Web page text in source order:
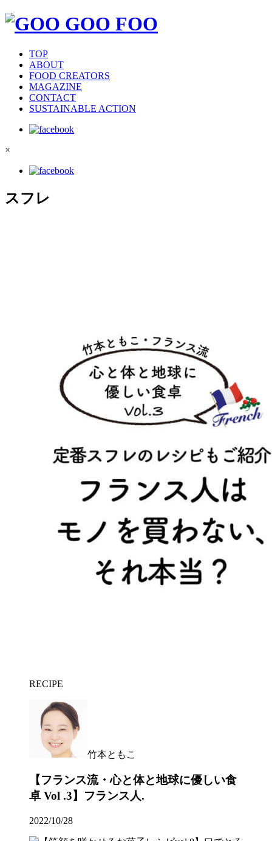
TOP
ABOUT
FOOD CREATORS
MAGAZINE
CONTACT
SUSTAINABLE ACTION
×
スフレ
RECIPE
竹本ともこ
【フランス流・心と体と地球に優しい食
卓 Vol .3】フランス人.
2022/10/28